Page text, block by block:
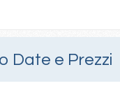
Date e Prezzi